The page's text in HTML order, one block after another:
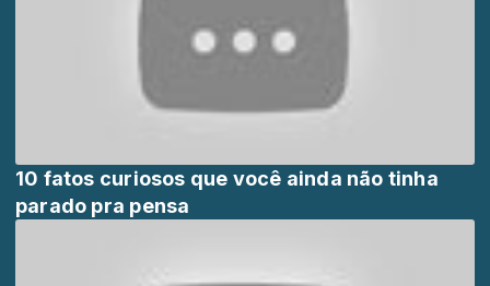
10 fatos curiosos que você ainda não tinha
parado pra pensa